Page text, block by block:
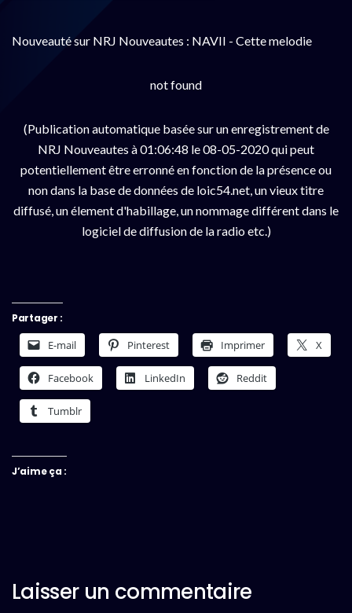
Nouveauté sur NRJ Nouveautes : NAVII - Cette melodie
not found
(Publication automatique basée sur un enregistrement de
NRJ Nouveautes à 01:06:48 le 08-05-2020 qui peut
potentiellement être erronné en fonction de la présence ou
non dans la base de données de loic54.net, un vieux titre
diffusé, un élement d'habillage, un nommage différent dans le
logiciel de diffusion de la radio etc.)
Partager :
E-mail Pinterest Imprimer X
Facebook LinkedIn Reddit
Tumblr
J’aime ça :
Laisser un commentaire